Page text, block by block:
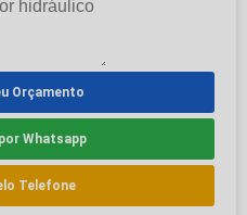
Orçamento
Whatsapp
Telefone